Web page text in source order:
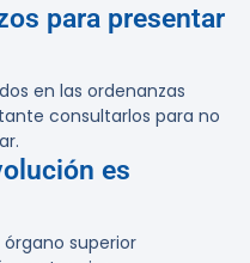
para presentar
en las ordenanzas
consultarlos para no
es
superior